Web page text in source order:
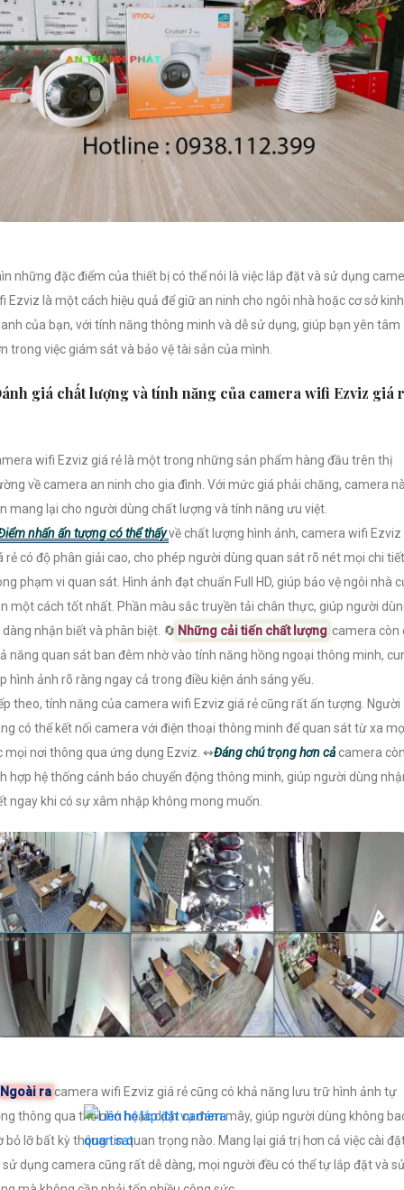
những đặc điểm của thiết bị có thể nói là việc lắp đặt và sử dụng
Ezviz là một cách hiệu quả để giữ an ninh cho ngôi nhà hoặc cơ sở kinh
của bạn, với tính năng thông minh và dễ sử dụng, giúp bạn yên tâm
trong việc giám sát và bảo vệ tài sản của mình.
giá chất lượng và tính năng của camera wifi Ezviz giá
wifi Ezviz giá rẻ là một trong những sản phẩm hàng đầu trên thị
về camera an ninh cho gia đình. Với mức giá phải chăng, camera
mang lại cho người dùng chất lượng và tính năng ưu việt.
nhấn ấn tượng có thể thấyvề chất lượng hình ảnh, camera wifi Ezviz
rẻ có độ phân giải cao, cho phép người dùng quan sát rõ nét mọi chi tiết
phạm vi quan sát. Hình ảnh đạt chuẩn Full HD, giúp bảo vệ ngôi nhà
một cách tốt nhất. Phần màu sắc truyền tải chân thực, giúp người
dàng nhận biết và phân biệt. 🔄 Những cải tiến chất lượng camera còn
năng quan sát ban đêm nhờ vào tính năng hồng ngoại thông minh,
hình ảnh rõ ràng ngay cả trong điều kiện ánh sáng yếu.
theo, tính năng của camera wifi Ezviz giá rẻ cũng rất ấn tượng. Người
có thể kết nối camera với điện thoại thông minh để quan sát từ xa
mọi nơi thông qua ứng dụng Ezviz. ↭Đáng chú trọng hơn cảcamera
hợp hệ thống cảnh báo chuyển động thông minh, giúp người dùng
ngay khi có sự xâm nhập không mong muốn.
Ngoài racamera wifi Ezviz giá rẻ cũng có khả năng lưu trữ hình ảnh tự
thông qua thẻ nhớ hoặc dịch vụ đám mây, giúp người dùng không
bỏ lỡ bất kỳ thông tin quan trọng nào. Mang lại giá trị hơn cả việc cài
sử dụng camera cũng rất dễ dàng, mọi người đều có thể tự lắp đặt và